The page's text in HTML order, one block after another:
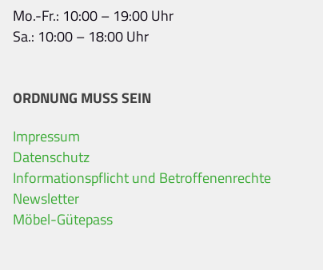
Mo.-Fr.: 10:00 – 19:00 Uhr
Sa.: 10:00 – 18:00 Uhr
ORDNUNG MUSS SEIN
Impressum
Datenschutz
Informationspflicht und Betroffenenrechte
Newsletter
Möbel-Gütepass